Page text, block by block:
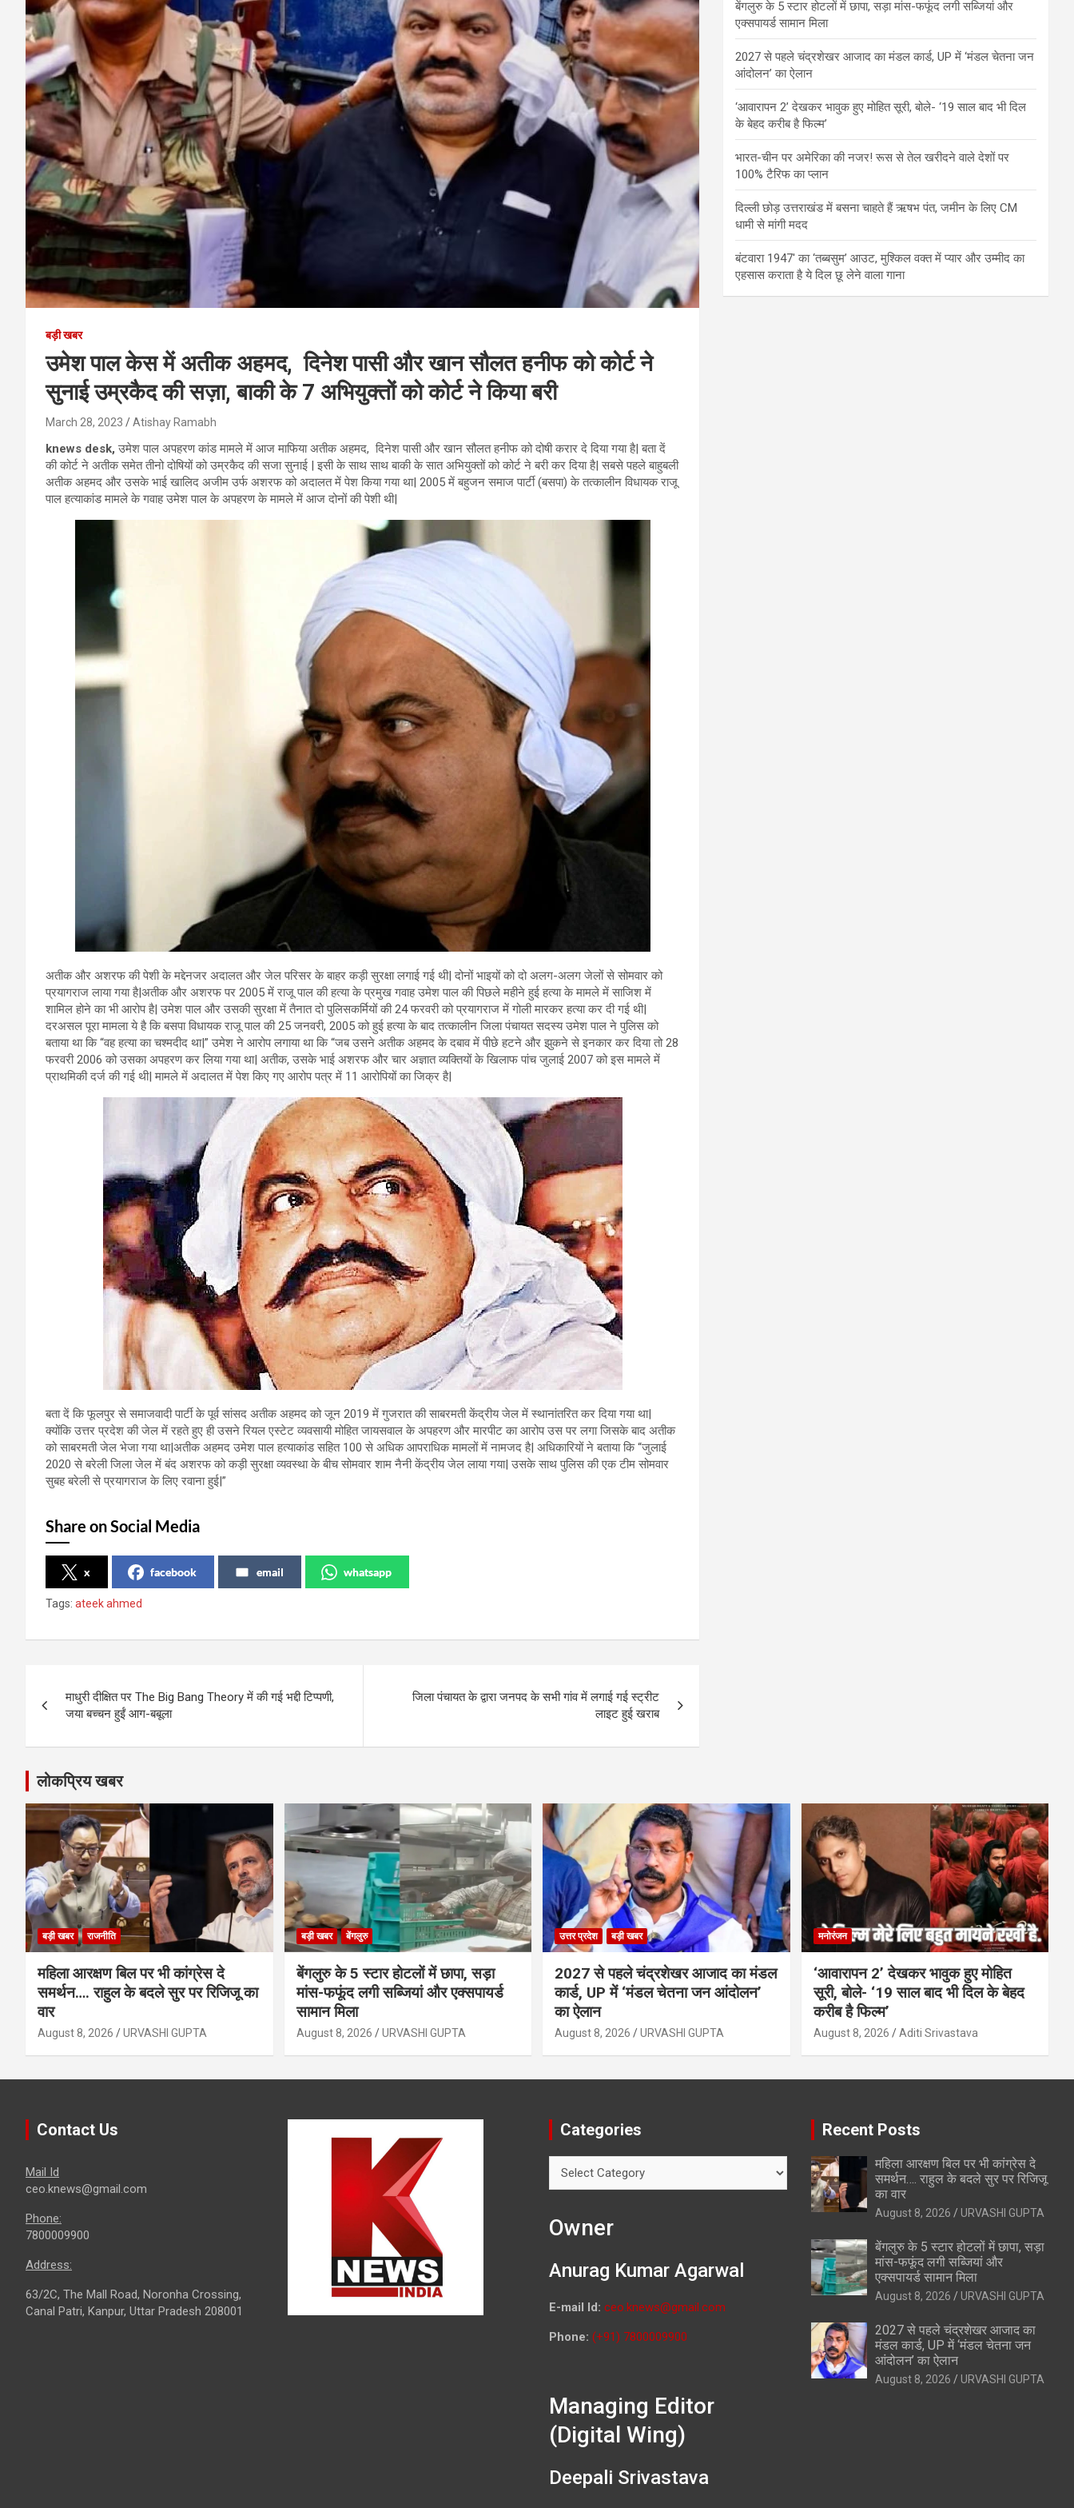
बड़ी खबर
उमेश पाल केस में अतीक अहमद, दिनेश पासी और खान सौलत हनीफ को कोर्ट ने
सुनाई उम्रकैद की सज़ा, बाकी के 7 अभियुक्तों को कोर्ट ने किया बरी
March 28, 2023 Atishay Ramabh
knews desk, उमेश पाल अपहरण कांड मामले में आज माफिया अतीक अहमद, दिनेश पासी और खान सौलत हनीफ को दोषी करार दे दिया गया है| बता दें
की कोर्ट ने अतीक समेत तीनो दोषियों को उम्रकैद की सजा सुनाई | इसी के साथ साथ बाकी के सात अभियुक्तों को कोर्ट ने बरी कर दिया है| सबसे पहले बाहुबली
अतीक अहमद और उसके भाई खालिद अजीम उर्फ ​​अशरफ को अदालत में पेश किया गया था| 2005 में बहुजन समाज पार्टी (बसपा) के तत्कालीन विधायक राजू
पाल हत्याकांड मामले के गवाह उमेश पाल के अपहरण के मामले में आज दोनों की पेशी थी|
अतीक और अशरफ की पेशी के मद्देनजर अदालत और जेल परिसर के बाहर कड़ी सुरक्षा लगाई गई थी| दोनों भाइयों को दो अलग-अलग जेलों से सोमवार को
प्रयागराज लाया गया है|अतीक और अशरफ पर 2005 में राजू पाल की हत्या के प्रमुख गवाह उमेश पाल की पिछले महीने हुई हत्या के मामले में साजिश में
शामिल होने का भी आरोप है| उमेश पाल और उसकी सुरक्षा में तैनात दो पुलिसकर्मियों की 24 फरवरी को प्रयागराज में गोली मारकर हत्या कर दी गई थी|
दरअसल पूरा मामला ये है कि बसपा विधायक राजू पाल की 25 जनवरी, 2005 को हुई हत्या के बाद तत्कालीन जिला पंचायत सदस्य उमेश पाल ने पुलिस को
बताया था कि “वह हत्या का चश्मदीद था|” उमेश ने आरोप लगाया था कि “जब उसने अतीक अहमद के दबाव में पीछे हटने और झुकने से इनकार कर दिया तो 28
फरवरी 2006 को उसका अपहरण कर लिया गया था| अतीक, उसके भाई अशरफ और चार अज्ञात व्यक्तियों के खिलाफ पांच जुलाई 2007 को इस मामले में
प्राथमिकी दर्ज की गई थी| मामले में अदालत में पेश किए गए आरोप पत्र में 11 आरोपियों का जिक्र है|
बता दें कि फूलपुर से समाजवादी पार्टी के पूर्व सांसद अतीक अहमद को जून 2019 में गुजरात की साबरमती केंद्रीय जेल में स्थानांतरित कर दिया गया था|
क्योंकि उत्तर प्रदेश की जेल में रहते हुए ही उसने रियल एस्टेट व्यवसायी मोहित जायसवाल के अपहरण और मारपीट का आरोप उस पर लगा जिसके बाद अतीक
को साबरमती जेल भेजा गया था|अतीक अहमद उमेश पाल हत्याकांड सहित 100 से अधिक आपराधिक मामलों में नामजद है| अधिकारियों ने बताया कि “जुलाई
2020 से बरेली जिला जेल में बंद अशरफ को कड़ी सुरक्षा व्यवस्था के बीच सोमवार शाम नैनी केंद्रीय जेल लाया गया| उसके साथ पुलिस की एक टीम सोमवार
सुबह बरेली से प्रयागराज के लिए रवाना हुई|”
Share on Social Media
x facebook email whatsapp
Tags: ateek ahmed
navigation
माधुरी दीक्षित पर The Big Bang Theory में की गई भद्दी टिप्पणी,
जया बच्चन हुईं आग-बबूला
जिला पंचायत के द्वारा जनपद के सभी गांव में लगाई गई स्ट्रीट
लाइट हुई खराब
बेंगलुरु के 5 स्टार होटलों में छापा, सड़ा मांस-फफूंद लगी सब्जियां और
एक्सपायर्ड सामान मिला
2027 से पहले चंद्रशेखर आजाद का मंडल कार्ड, UP में ‘मंडल चेतना जन
आंदोलन’ का ऐलान
‘आवारापन 2’ देखकर भावुक हुए मोहित सूरी, बोले- ‘19 साल बाद भी दिल
के बेहद करीब है फिल्म’
भारत-चीन पर अमेरिका की नजर! रूस से तेल खरीदने वाले देशों पर
100% टैरिफ का प्लान
दिल्ली छोड़ उत्तराखंड में बसना चाहते हैं ऋषभ पंत, जमीन के लिए CM
धामी से मांगी मदद
बंटवारा 1947′ का ‘तब्बसुम’ आउट, मुश्किल वक्त में प्यार और उम्मीद का
एहसास कराता है ये दिल छू लेने वाला गाना
लोकप्रिय खबर
बड़ी खबर राजनीति
महिला आरक्षण बिल पर भी कांग्रेस दे
समर्थन…. राहुल के बदले सुर पर रिजिजू का
वार
August 8, 2026 URVASHI GUPTA
बड़ी खबर बेंगलुरु
बेंगलुरु के 5 स्टार होटलों में छापा, सड़ा
मांस-फफूंद लगी सब्जियां और एक्सपायर्ड
सामान मिला
August 8, 2026 URVASHI GUPTA
उत्तर प्रदेश बड़ी खबर
2027 से पहले चंद्रशेखर आजाद का मंडल
कार्ड, UP में ‘मंडल चेतना जन आंदोलन’
का ऐलान
August 8, 2026 URVASHI GUPTA
मनोरंजन
‘आवारापन 2’ देखकर भावुक हुए मोहित
सूरी, बोले- ‘19 साल बाद भी दिल के बेहद
करीब है फिल्म’
August 8, 2026 Aditi Srivastava
Contact Us
Mail Id
ceo.knews@gmail.com
Phone:
7800009900
Address:
63/2C, The Mall Road, Noronha Crossing,
Canal Patri, Kanpur, Uttar Pradesh 208001
Categories
Owner
Anurag Kumar Agarwal
E-mail Id: ceo.knews@gmail.com
Phone: (+91) 7800009900
Managing Editor
(Digital Wing)
Deepali Srivastava
Recent Posts
महिला आरक्षण बिल पर भी कांग्रेस दे
समर्थन…. राहुल के बदले सुर पर रिजिजू
का वार
August 8, 2026 URVASHI GUPTA
बेंगलुरु के 5 स्टार होटलों में छापा, सड़ा
मांस-फफूंद लगी सब्जियां और
एक्सपायर्ड सामान मिला
August 8, 2026 URVASHI GUPTA
2027 से पहले चंद्रशेखर आजाद का
मंडल कार्ड, UP में ‘मंडल चेतना जन
आंदोलन’ का ऐलान
August 8, 2026 URVASHI GUPTA